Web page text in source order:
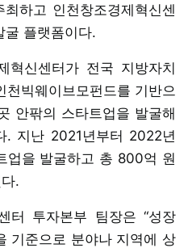
하고 인천창조경제혁신센
굴 플랫폼이다.
혁신센터가 전국 지방자치
빅웨이브모펀드를 기반으
안팎의 스타트업을 발굴해
. 지난 2021년부터 2022년
업을 발굴하고 총 800억 원
.
터 투자본부 팀장은 “성장
기준으로 분야나 지역에 상